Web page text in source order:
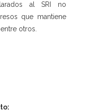
al SRI no
que mantiene
otros.